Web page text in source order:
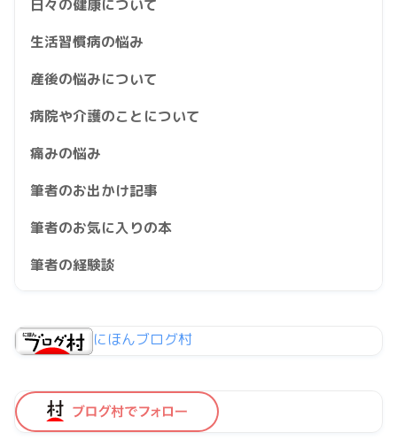
日々の健康について
生活習慣病の悩み
産後の悩みについて
病院や介護のことについて
痛みの悩み
筆者のお出かけ記事
筆者のお気に入りの本
筆者の経験談
にほんブログ村